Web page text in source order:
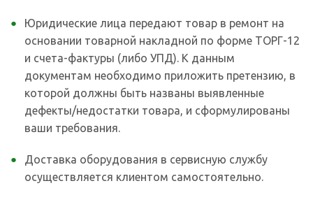
Юридические лица передают товар в ремонт на
основании товарной накладной по форме ТОРГ-12
и счета-фактуры (либо УПД). К данным
документам необходимо приложить претензию, в
которой должны быть названы выявленные
дефекты/недостатки товара, и сформулированы
ваши требования.
Доставка оборудования в сервисную службу
осуществляется клиентом самостоятельно.